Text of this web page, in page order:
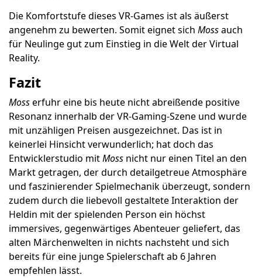
Die Komfortstufe dieses VR-Games ist als äußerst
angenehm zu bewerten. Somit eignet sich Mossauch
für Neulinge gut zum Einstieg in die Welt der Virtual
Reality.
Fazit
Mosserfuhr eine bis heute nicht abreißende positive
Resonanz innerhalb der VR-Gaming-Szene und wurde
mit unzähligen Preisen ausgezeichnet. Das ist in
keinerlei Hinsicht verwunderlich; hat doch das
Entwicklerstudio mitMoss nicht nur einen Titel an den
Markt getragen, der durch detailgetreue Atmosphäre
und faszinierender Spielmechanik überzeugt, sondern
zudem durch die liebevoll gestaltete Interaktion der
Heldin mit der spielenden Person ein höchst
immersives, gegenwärtiges Abenteuer geliefert, das
alten Märchenwelten in nichts nachsteht und sich
bereits für eine junge Spielerschaft ab 6 Jahren
empfehlen lässt.